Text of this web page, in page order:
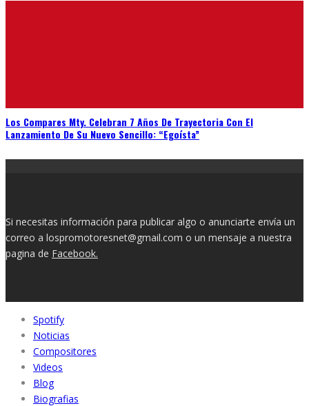
Los Compares Mty. Celebran 7 Años De Trayectoria Con El
Lanzamiento De Su Nuevo Sencillo: “Egoísta”
Si necesitas información para publicar algo o anunciarte envía un
correo a lospromotoresnet@gmail.com o un mensaje a nuestra
pagina de Facebook.
Spotify
Noticias
Compositores
Videos
Blog
Biografias